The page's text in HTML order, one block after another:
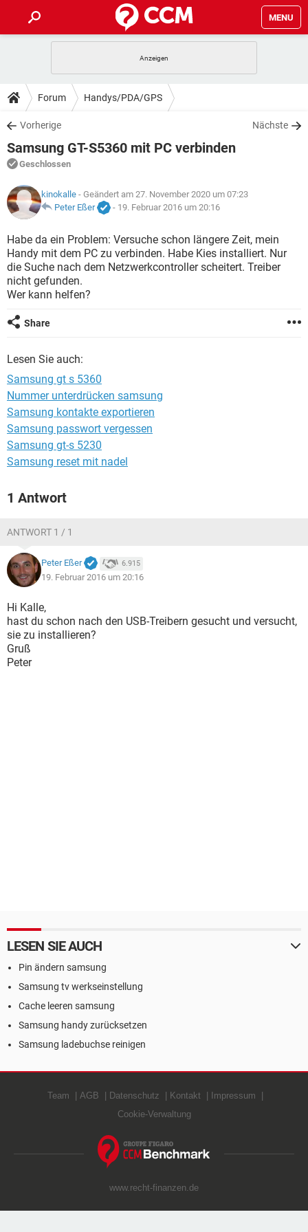
MENU
ANDROID IOS
WINDOWS 10
WHATSAPP TIKTOK
FACEBOOK
TIPPS & TRICKS
SPIELE STREAMING
WINDOWS 10
WHATSAPP
FACEBOOK HARDWARE
DOWNLOADS
SPIELE STREAMING
ANDROID
WINDOWS 10 INSTAGRAM
WHATSAPP
FACEBOOK HARDWARE
FORUM
SPIELE
ANDROID IOS
WHATSAPP TIKTOK
FACEBOOK
LEXIKON
SPIELE
ANDROID IOS
WINDOWS 10 INSTAGRAM
WHATSAPP
Forum Handys/PDA/GPS
Vorherige Nächste
Samsung GT-S5360 mit PC verbinden
Geschlossen
kinokalle - Geändert am 27. November 2020 um 07:23
Peter Eßer
- 19. Februar 2016 um 20:16
Habe da ein Problem: Versuche schon längere Zeit, mein
Handy mit dem PC zu verbinden. Habe Kies installiert. Nur
die Suche nach dem Netzwerkcontroller scheitert. Treiber
nicht gefunden.
Wer kann helfen?
Share
Lesen Sie auch:
Samsung gt s 5360
Nummer unterdrücken samsung
Samsung kontakte exportieren
Samsung passwort vergessen
Samsung gt-s 5230
Samsung reset mit nadel
1 Antwort
ANTWORT 1 / 1
Peter Eßer 6.915
19. Februar 2016 um 20:16
Hi Kalle,
hast du schon nach den USB-Treibern gesucht und versucht,
sie zu installieren?
Gruß
Peter
LESEN SIE AUCH
Pin ändern samsung
Samsung tv werkseinstellung
Cache leeren samsung
Samsung handy zurücksetzen
Samsung ladebuchse reinigen
Team AGB Datenschutz Kontakt
Impressum
Cookie-Verwaltung
www.recht-finanzen.de